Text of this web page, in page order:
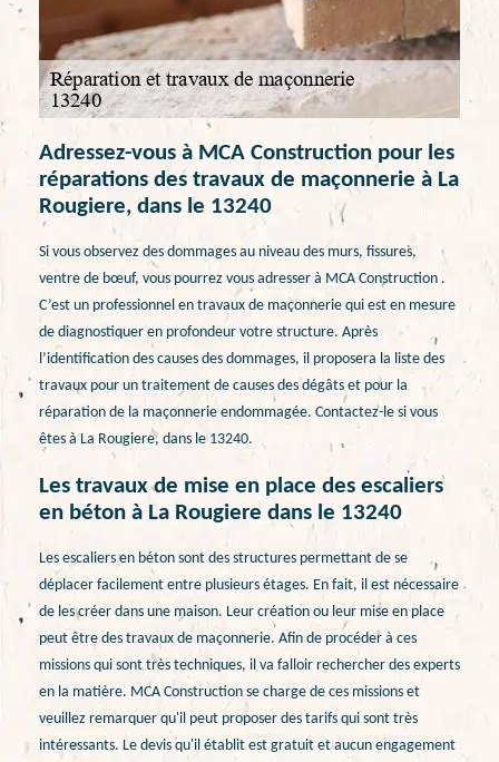
Adressez-vous à MCA Construction pour les
réparations des travaux de maçonnerie à La
Rougiere, dans le 13240
Si vous observez des dommages au niveau des murs, fissures,
ventre de bœuf, vous pourrez vous adresser à MCA Construction .
C’est un professionnel en travaux de maçonnerie qui est en mesure
de diagnostiquer en profondeur votre structure. Après
l’identification des causes des dommages, il proposera la liste des
travaux pour un traitement de causes des dégâts et pour la
réparation de la maçonnerie endommagée. Contactez-le si vous
êtes à La Rougiere, dans le 13240.
Les travaux de mise en place des escaliers
en béton à La Rougiere dans le 13240
Les escaliers en béton sont des structures permettant de se
déplacer facilement entre plusieurs étages. En fait, il est nécessaire
de les créer dans une maison. Leur création ou leur mise en place
peut être des travaux de maçonnerie. Afin de procéder à ces
missions qui sont très techniques, il va falloir rechercher des experts
en la matière. MCA Construction se charge de ces missions et
veuillez remarquer qu'il peut proposer des tarifs qui sont très
intéressants. Le devis qu'il établit est gratuit et aucun engagement